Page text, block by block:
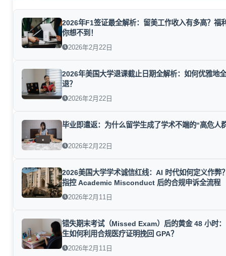
2026年F1签证最全解析：留美工作收入有多高？福
你想不到！
2026年2月22日
2026年美国大学退课截止日期全解析：如何优雅地
退？
2026年2月22日
毕业即遣返：为什么留学生成了学术不端的“高危人
2026年2月22日
2026美国大学学术诚信红线：AI 时代如何定义作弊
指控 Academic Misconduct 后的合规申诉全流程
2026年2月11日
错失期末考试（Missed Exam）后的黄金 48 小时
生如何利用合规医疗证明挽回 GPA？
2026年2月11日